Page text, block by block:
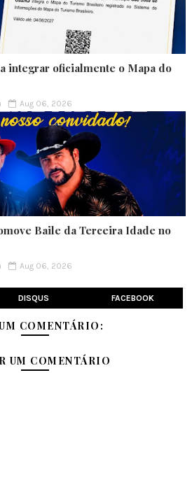
a integrar oficialmente o Mapa do
Aug 06, 2026
Baile da Terceira Idade no
Aug 06, 2026
DISQUS FACEBOOK
COMENTÁRIO:
UM COMENTÁRIO